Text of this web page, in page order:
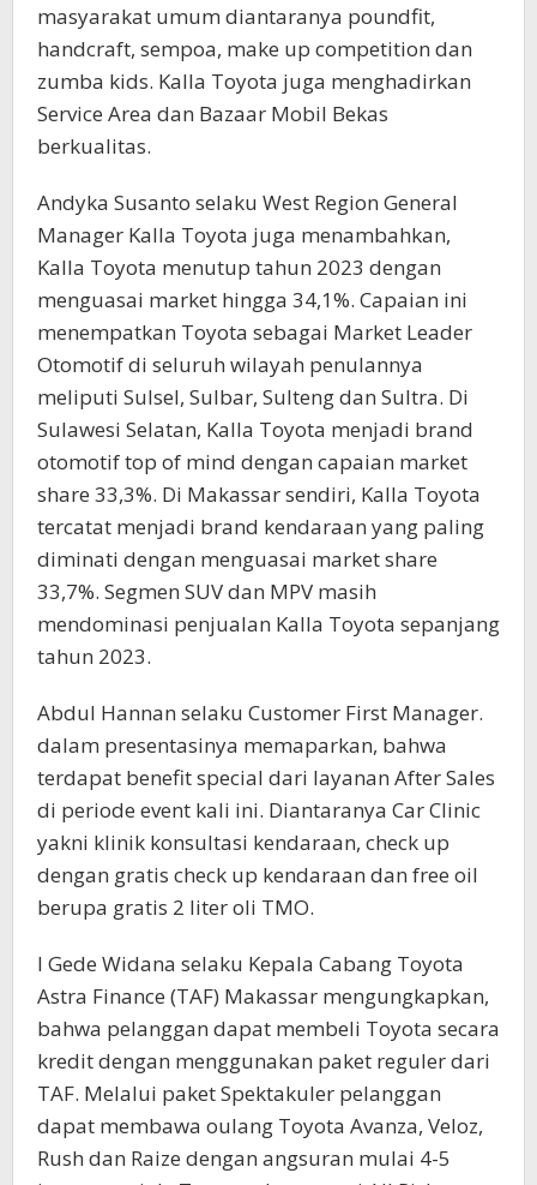
masyarakat umum diantaranya poundfit,
handcraft, sempoa, make up competition dan
zumba kids. Kalla Toyota juga menghadirkan
Service Area dan Bazaar Mobil Bekas
berkualitas.
Andyka Susanto selaku West Region General
Manager Kalla Toyota juga menambahkan,
Kalla Toyota menutup tahun 2023 dengan
menguasai market hingga 34,1%. Capaian ini
menempatkan Toyota sebagai Market Leader
Otomotif di seluruh wilayah penulannya
meliputi Sulsel, Sulbar, Sulteng dan Sultra. Di
Sulawesi Selatan, Kalla Toyota menjadi brand
otomotif top of mind dengan capaian market
share 33,3%. Di Makassar sendiri, Kalla Toyota
tercatat menjadi brand kendaraan yang paling
diminati dengan menguasai market share
33,7%. Segmen SUV dan MPV masih
mendominasi penjualan Kalla Toyota sepanjang
tahun 2023.
Abdul Hannan selaku Customer First Manager.
dalam presentasinya memaparkan, bahwa
terdapat benefit special dari layanan After Sales
di periode event kali ini. Diantaranya Car Clinic
yakni klinik konsultasi kendaraan, check up
dengan gratis check up kendaraan dan free oil
berupa gratis 2 liter oli TMO.
I Gede Widana selaku Kepala Cabang Toyota
Astra Finance (TAF) Makassar mengungkapkan,
bahwa pelanggan dapat membeli Toyota secara
kredit dengan menggunakan paket reguler dari
TAF. Melalui paket Spektakuler pelanggan
dapat membawa oulang Toyota Avanza, Veloz,
Rush dan Raize dengan angsuran mulai 4-5